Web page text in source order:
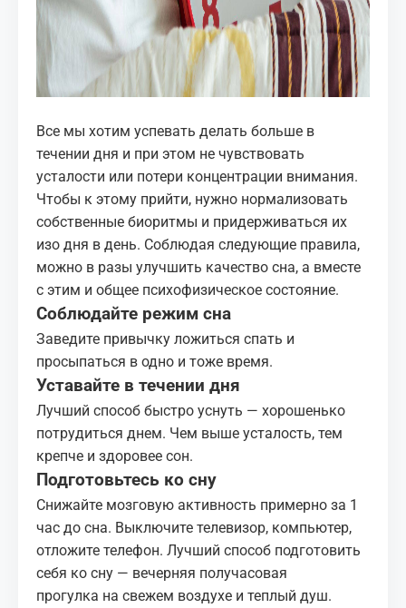
Все мы хотим успевать делать больше в
течении дня и при этом не чувствовать
усталости или потери концентрации внимания.
Чтобы к этому прийти, нужно нормализовать
собственные биоритмы и придерживаться их
изо дня в день. Соблюдая следующие правила,
можно в разы улучшить качество сна, а вместе
с этим и общее психофизическое состояние.
Соблюдайте режим сна
Заведите привычку ложиться спать и
просыпаться в одно и тоже время.
Уставайте в течении дня
Лучший способ быстро уснуть — хорошенько
потрудиться днем. Чем выше усталость, тем
крепче и здоровее сон.
Подготовьтесь ко сну
Снижайте мозговую активность примерно за 1
час до сна. Выключите телевизор, компьютер,
отложите телефон. Лучший способ подготовить
себя ко сну — вечерняя получасовая
прогулка на свежем воздухе и теплый душ.